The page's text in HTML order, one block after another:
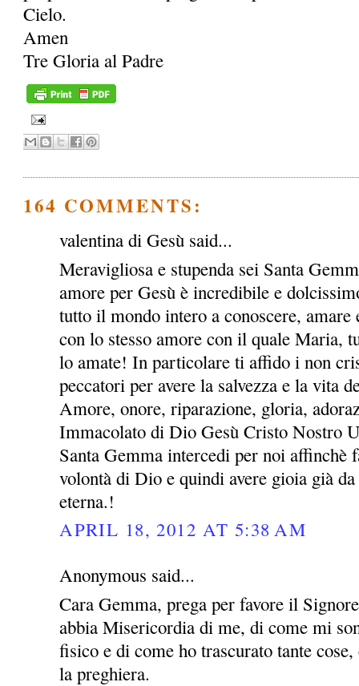
Cielo.
Amen
Tre Gloria al Padre
164 COMMENTS:
valentina di Gesù said...
Meravigliosa e stupenda sei Santa
amore per Gesù è incredibile e
tutto il mondo intero a conoscere,
con lo stesso amore con il quale Maria,
lo amate! In particolare ti affido i non
peccatori per avere la salvezza e la vita
Amore, onore, riparazione, gloria,
Immacolato di Dio Gesù Cristo Nostro
Santa Gemma intercedi per noi affinchè
volontà di Dio e quindi avere gioia già
eterna.!
APRIL 18, 2012 AT 5:38 AM
Anonymous said...
Cara Gemma, prega per favore il
abbia Misericordia di me, di come mi
fisico e di come ho trascurato tante
la preghiera.